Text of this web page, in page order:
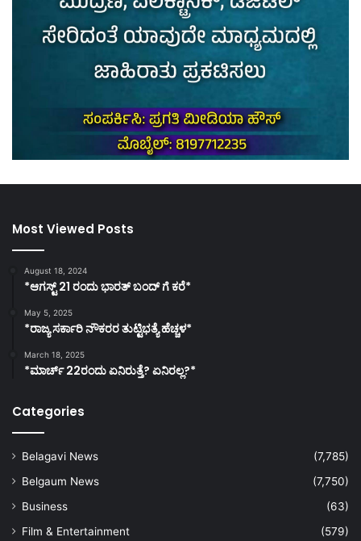
Most Viewed Posts
August 18, 2024
*ಆಗಸ್ಟ್ 21 ರಂದು ಭಾರತ್‌ ಬಂದ್‌ ಗೆ ಕರೆ*
May 5, 2025
*ರಾಜ್ಯ ಸರ್ಕಾರಿ ನೌಕರರ ತುಟ್ಟಿಭತ್ಯೆ ಹೆಚ್ಚಳ*
March 18, 2025
*ಮಾರ್ಚ್ 22ರಂದು ಏನಿರುತ್ತೆ? ಏನಿರಲ್ಲ?*
Categories
Belagavi News
(7,785)
Belgaum News
(7,750)
Business
(63)
Film & Entertainment
(579)